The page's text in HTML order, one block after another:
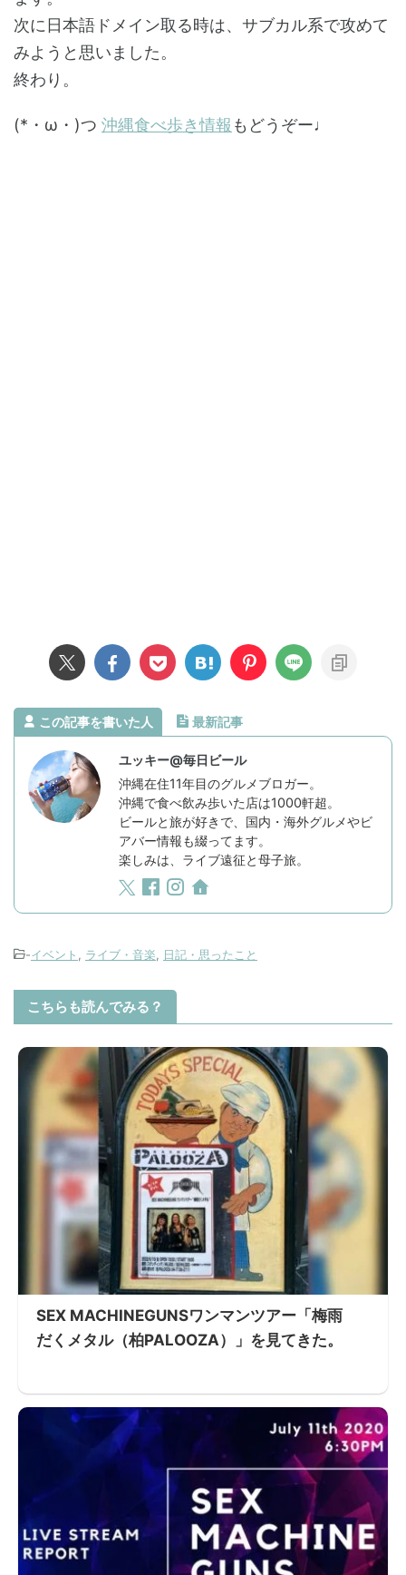
次に日本語ドメイン取る時は、サブカル系で攻めて
みようと思いました。
終わり。
(*・ω・)つ 沖縄食べ歩き情報 もどうぞー♩
この記事を書いた人 最新記事
ユッキー@毎日ビール
沖縄在住11年目のグルメブロガー。
沖縄で食べ飲み歩いた店は1000軒超。
ビールと旅が好きで、国内・海外グルメやビ
アバー情報も綴ってます。
楽しみは、ライブ遠征と母子旅。
-イベント , ライブ・音楽, 日記・思ったこと
こちらも読んでみる？
SEX MACHINEGUNSワンマンツアー「梅雨
だくメタル（柏PALOOZA）」を見てきた。